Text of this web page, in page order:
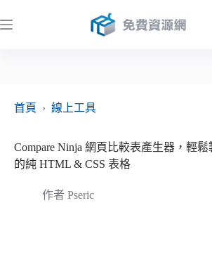
至
首頁
› 線上工具
Compare Ninja 網頁比較表產生器，輕鬆
的純 HTML & CSS 表格
作者 Pseric